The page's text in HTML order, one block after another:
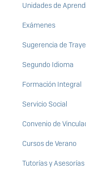
Unidades de
Exámenes
Sugerencia de
Segundo Idioma
Formación Integral
Servicio Social
Convenio de
Cursos de Verano
Tutorías y Asesorías